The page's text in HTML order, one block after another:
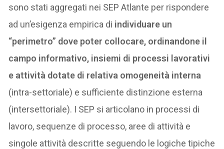
sono stati aggregati nei SEP Atlante per rispondere
ad un’esigenza empirica di individuare un
“perimetro” dove poter collocare, ordinandone il
campo informativo, insiemi di processi lavorativi
e attività dotate di relativa omogeneità interna
(intra-settoriale) e sufficiente distinzione esterna
(intersettoriale). I SEP si articolano in processi di
lavoro, sequenze di processo, aree di attività e
singole attività descritte seguendo le logiche tipiche